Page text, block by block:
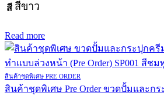
สี สีขาว
Read more
สินค้าชุดพิเศษ PRE ORDER
สินค้าชุดพิเศษ Pre Order ขวดปั้มและกร